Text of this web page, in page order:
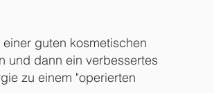
guten kosmetischen
und dann ein verbessertes
zu einem "operierten